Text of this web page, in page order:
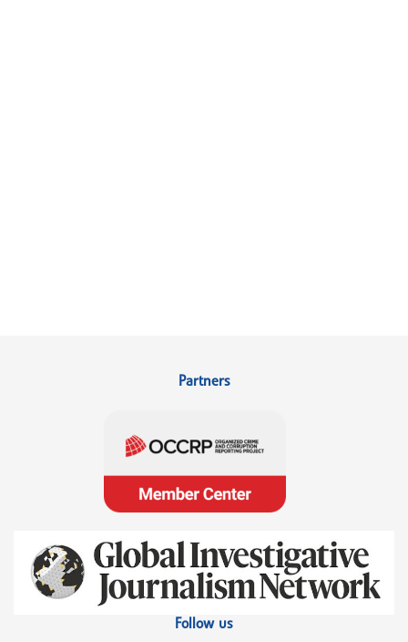
Partners
Follow us